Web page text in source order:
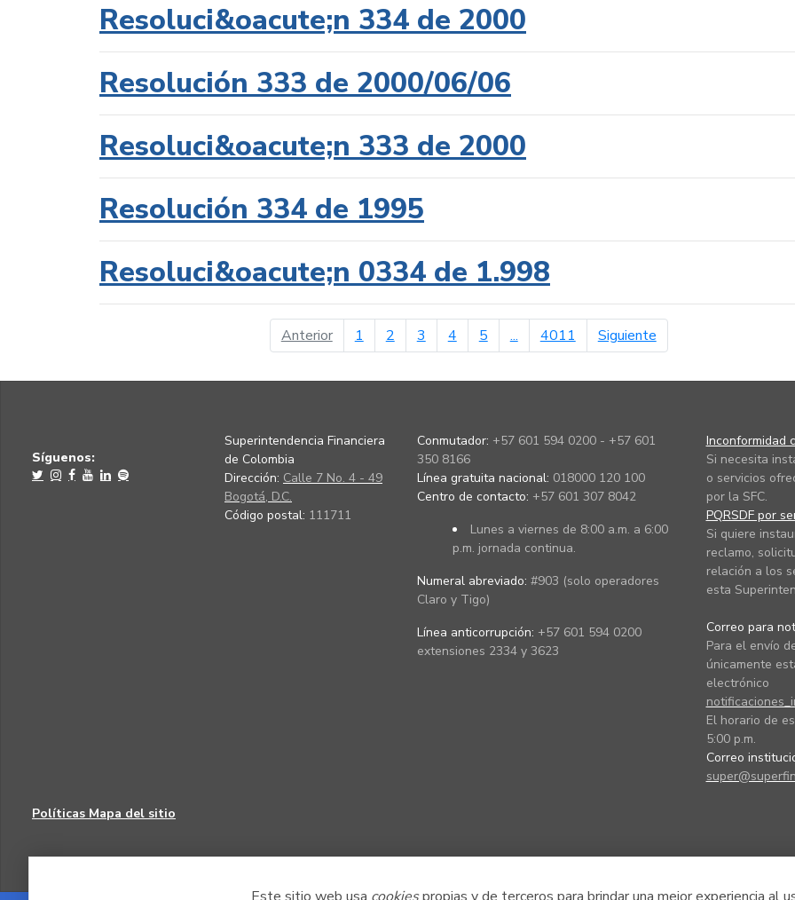
Resoluci&oacute;n 334 de 2000
Resolución 333 de 2000/06/06
Resoluci&oacute;n 333 de 2000
Resolución 334 de 1995
Resoluci&oacute;n 0334 de 1.998
Anteriorpágina anterior
1 2 3 4 5 ... 4011 Siguientepágina siguiente
Síguenos:
Superintendencia Financiera
de Colombia
Dirección: Calle 7 No. 4 - 49
Bogotá, D.C.
Código postal: 111711
Conmutador: +57 601 594 0200 - +57 601
350 8166
Línea gratuita nacional: 018000 120 100
Centro de contacto: +57 601 307 8042
Lunes a viernes de 8:00 a.m. a 6:00
p.m. jornada continua.
Numeral abreviado: #903 (solo operadores
Claro y Tigo)
Línea anticorrupción: +57 601 594 0200
extensiones 2334 y 3623
Inconformidad
Si necesita
o servicios
por la SFC.
PQRSDF por
Si quiere
reclamo,
relación a los
esta
Correo para
Para el envío
únicamente
electrónico
El horario de
5:00 p.m.
Correo
Políticas Mapa del sitio